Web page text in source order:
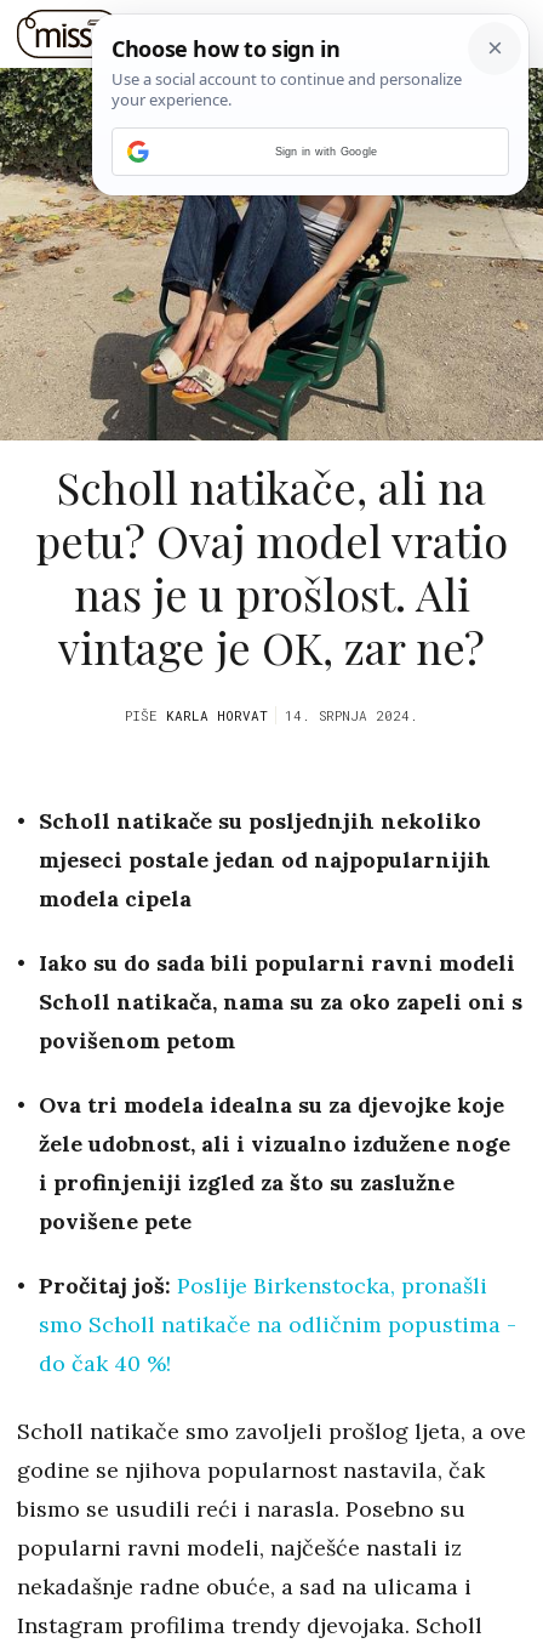
Scholl natikače, ali na
petu? Ovaj model vratio
nas je u prošlost. Ali
vintage je OK, zar ne?
PIŠE KARLA HORVAT 14. SRPNJA 2024.
Scholl natikače su posljednjih nekoliko
mjeseci postale jedan od najpopularnijih
modela cipela
Iako su do sada bili popularni ravni modeli
Scholl natikača, nama su za oko zapeli oni s
povišenom petom
Ova tri modela idealna su za djevojke koje
žele udobnost, ali i vizualno izdužene noge
i profinjeniji izgled za što su zaslužne
povišene pete
Pročitaj još: Poslije Birkenstocka, pronašli
smo Scholl natikače na odličnim popustima -
do čak 40 %!
Scholl natikače smo zavoljeli prošlog ljeta, a ove
godine se njihova popularnost nastavila, čak
bismo se usudili reći i narasla. Posebno su
popularni ravni modeli, najčešće nastali iz
nekadašnje radne obuće, a sad na ulicama i
Instagram profilima trendy djevojaka. Scholl
Sign in with Google